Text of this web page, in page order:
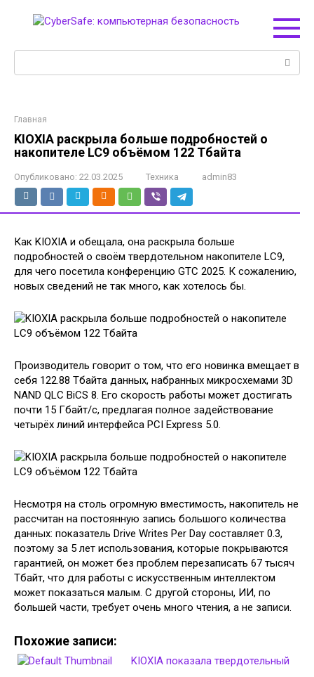
Главная
KIOXIA раскрыла больше подробностей о
накопителе LC9 объёмом 122 Тбайта
Опубликовано: 22.03.2025 Техника admin83
Как KIOXIA и обещала, она раскрыла больше
подробностей о своём твердотельном накопителе LC9,
для чего посетила конференцию GTC 2025. К сожалению,
новых сведений не так много, как хотелось бы.
Производитель говорит о том, что его новинка вмещает в
себя 122.88 Тбайта данных, набранных микросхемами 3D
NAND QLC BiCS 8. Его скорость работы может достигать
почти 15 Гбайт/с, предлагая полное задействование
четырёх линий интерфейса PCI Express 5.0.
Несмотря на столь огромную вместимость, накопитель не
рассчитан на постоянную запись большого количества
данных: показатель Drive Writes Per Day составляет 0.3,
поэтому за 5 лет использования, которые покрываются
гарантией, он может без проблем перезаписать 67 тысяч
Тбайт, что для работы с искусственным интеллектом
может показаться малым. С другой стороны, ИИ, по
большей части, требует очень много чтения, а не записи.
Похожие записи:
KIOXIA показала твердотельный